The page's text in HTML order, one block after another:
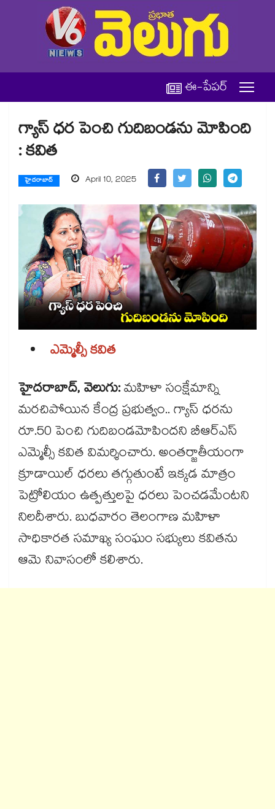
ఈ-పేపర్
గ్యాస్ ​ధర పెంచి గుదిబండను మోపింది
: కవిత
హైదరాబాద్ April 10, 2025
ఎమ్మెల్సీ కవిత
హైదరాబాద్, వెలుగు:మహిళా సంక్షేమాన్ని
మరచిపోయిన కేంద్ర ప్రభుత్వం.. గ్యాస్​ ధరను
రూ.50 పెంచి గుదిబండమోపిందని బీఆర్ఎస్​
ఎమ్మెల్సీ కవిత విమర్శించారు. అంతర్జాతీయంగా
క్రూడాయిల్​ ధరలు తగ్గుతుంటే ఇక్కడ మాత్రం
పెట్రోలియం ఉత్పత్తులపై ధరలు పెంచడమేంటని
నిలదీశారు. బుధవారం తెలంగాణ మహిళా
సాధికారత సమాఖ్య సంఘం సభ్యులు కవితను
ఆమె నివాసంలో కలిశారు.